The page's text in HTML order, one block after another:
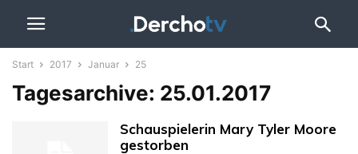
Start 2017 Januar 25
Tagesarchive: 25.01.2017
Schauspielerin Mary Tyler Moore
gestorben